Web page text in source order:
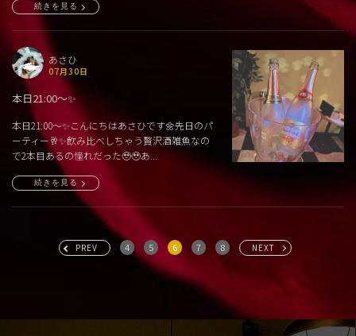
続きを見る
あさひ
07月30日
本日21:00〜✨
本日21:00〜✨こんにちはあさひです🌼先日のパ
ーティー🥂✨飲み比べしちゃう贅沢酒雑魚なの
で2本目あるの憧れだった🥹🥹あ...
続きを見る
PREV 4 5 6 7 8 NEXT